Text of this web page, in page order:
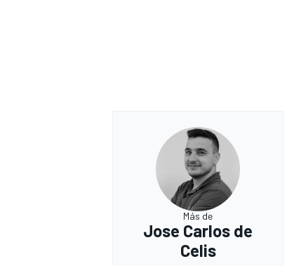
Más de
Jose Carlos de
Celis